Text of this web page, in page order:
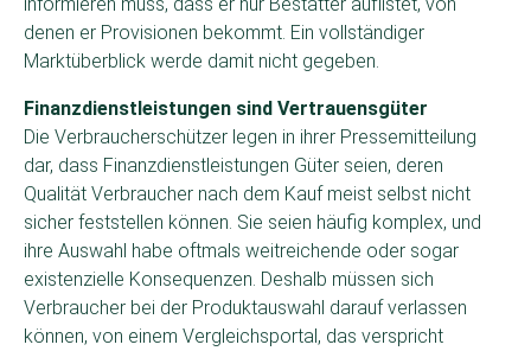
denen er Provisionen bekommt. Ein vollständiger
Marktüberblick werde damit nicht gegeben.
Finanzdienstleistungen sind Vertrauensgüter
Die Verbraucherschützer legen in ihrer Pressemitteilung
dar, dass Finanzdienstleistungen Güter seien, deren
Qualität Verbraucher nach dem Kauf meist selbst nicht
sicher feststellen können. Sie seien häufig komplex, und
ihre Auswahl habe oftmals weitreichende oder sogar
existenzielle Konsequenzen. Deshalb müssen sich
Verbraucher bei der Produktauswahl darauf verlassen
können, von einem Vergleichsportal, das verspricht